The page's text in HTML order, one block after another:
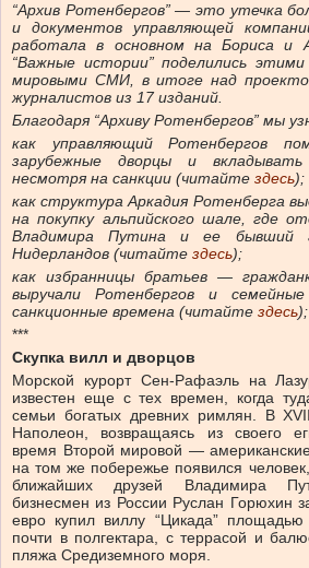
“Архив Ротенбергов” — это утечка
и документов управляющей
работала в основном на Бориса и
“Важные истории” поделились
мировыми СМИ, в итоге над
журналистов из 17 изданий.
Благодаря “Архиву Ротенбергов” мы
как управляющий Ротенбергов
зарубежные дворцы и
несмотря на санкции (читайте здесь);
как структура Аркадия Ротенберга
на покупку альпийского шале, где
Владимира Путина и ее бывший
Нидерландов (читайте здесь);
как избранницы братьев —
выручали Ротенбергов и
санкционные времена (читайте здесь);
***
Скупка вилл и дворцов
Морской курорт Сен-Рафаэль на
известен еще с тех времен, когда
семьи богатых древних римлян. В
Наполеон, возвращаясь из своего
время Второй мировой —
на том же побережье появился
ближайших друзей Владимира
бизнесмен из России Руслан Горюхин
евро купил виллу “Цикада”
почти в полгектара, с террасой и
пляжа Средиземного моря.